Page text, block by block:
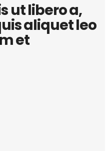
ut libero a,
aliquet leo
et